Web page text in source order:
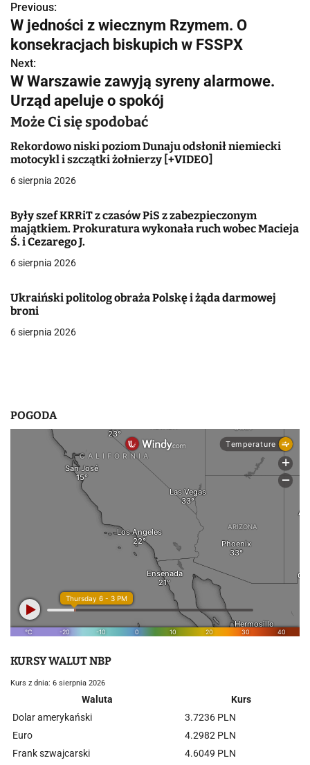
N
a
w
i
g
a
c
a
w
i
s
Previous:
W jedności z wiecznym Rzymem. O
konsekracjach biskupich w FSSPX
Next:
W Warszawie zawyją syreny alarmowe.
Urząd apeluje o spokój
Może Ci się spodobać
Rekordowo niski poziom Dunaju odsłonił niemiecki
motocykl i szczątki żołnierzy [+VIDEO]
6 sierpnia 2026
Były szef KRRiT z czasów PiS z zabezpieczonym
majątkiem. Prokuratura wykonała ruch wobec Macieja
Ś. i Cezarego J.
6 sierpnia 2026
Ukraiński politolog obraża Polskę i żąda darmowej
broni
6 sierpnia 2026
POGODA
KURSY WALUT NBP
Kurs z dnia: 6 sierpnia 2026
Waluta
Kurs
Dolar amerykański
3.7236 PLN
Euro
4.2982 PLN
Frank szwajcarski
4.6049 PLN